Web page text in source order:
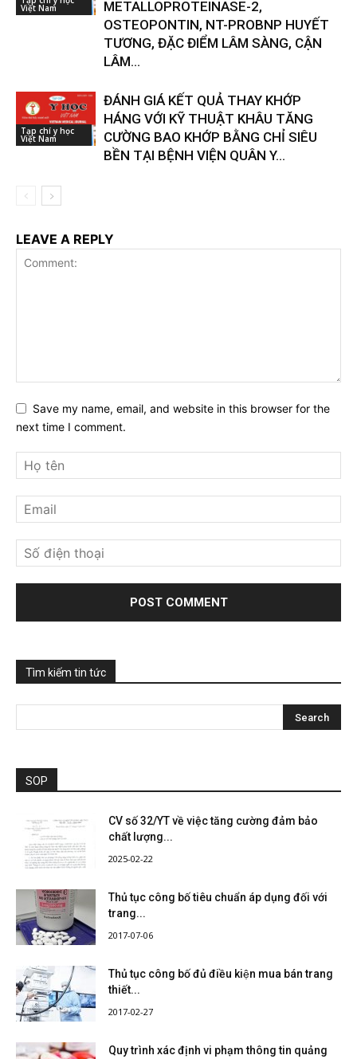
Việt Nam
METALLOPROTEINASE-2,
OSTEOPONTIN, NT-PROBNP HUYẾT
TƯƠNG, ĐẶC ĐIỂM LÂM SÀNG, CẬN
LÂM...
Tạp chí y học
Việt Nam
ĐÁNH GIÁ KẾT QUẢ THAY KHỚP
HÁNG VỚI KỸ THUẬT KHÂU TĂNG
CƯỜNG BAO KHỚP BẰNG CHỈ SIÊU
BỀN TẠI BỆNH VIỆN QUÂN Y...
LEAVE A REPLY
Save my name, email, and website in this browser for the
next time I comment.
Tìm kiếm tin tức
SOP
CV số 32/YT về việc tăng cường đảm bảo
chất lượng...
2025-02-22
Thủ tục công bố tiêu chuẩn áp dụng đối với
trang...
2017-07-06
Thủ tục công bố đủ điều kiện mua bán trang
thiết...
2017-02-27
Quy trình xác định vi phạm thông tin quảng